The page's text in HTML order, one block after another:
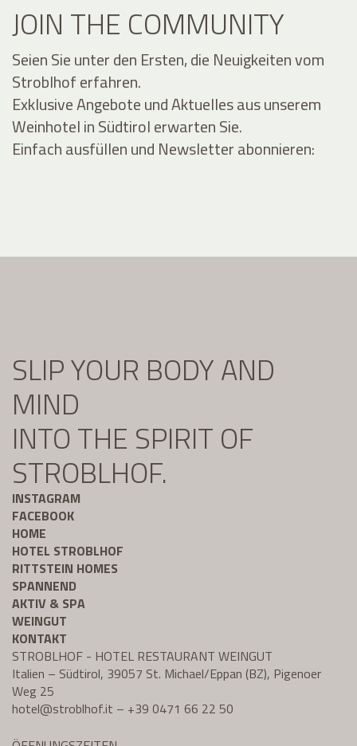
JOIN THE COMMUNITY
Seien Sie unter den Ersten, die Neuigkeiten vom
Stroblhof erfahren.
Exklusive Angebote und Aktuelles aus unserem
Weinhotel in Südtirol erwarten Sie.
Einfach ausfüllen und Newsletter abonnieren:
SLIP YOUR BODY AND
MIND
INTO THE SPIRIT OF
STROBLHOF.
INSTAGRAM
FACEBOOK
HOME
HOTEL STROBLHOF
RITTSTEIN HOMES
SPANNEND
AKTIV & SPA
WEINGUT
KONTAKT
STROBLHOF - HOTEL RESTAURANT WEINGUT
Italien – Südtirol, 39057 St. Michael/Eppan (BZ), Pigenoer
Weg 25
hotel@stroblhof.it – +39 0471 66 22 50